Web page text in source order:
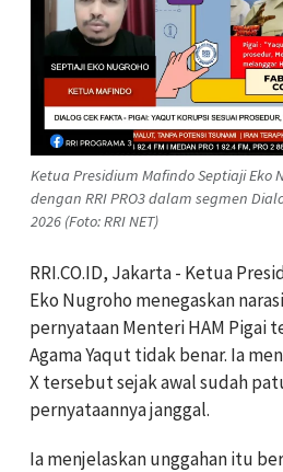
Ketua Presidium Mafindo Septiaji Eko
dengan RRI PRO3 dalam segmen
2026 (Foto: RRI NET)
RRI.CO.ID, Jakarta - Ketua
Eko Nugroho menegaskan
pernyataan Menteri HAM Pigai
Agama Yaqut tidak benar. Ia
X tersebut sejak awal sudah
pernyataannya janggal.
Ia menjelaskan unggahan itu